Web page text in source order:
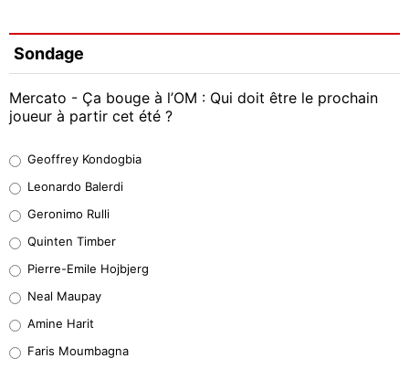
Sondage
Mercato - Ça bouge à l’OM : Qui doit être le prochain
joueur à partir cet été ?
38%
32%
4%
1%
Geoffrey Kondogbia
Leonardo Balerdi
Geronimo Rulli
Quinten Timber
Pierre-Emile Hojbjerg
Neal Maupay
Amine Harit
Faris Moumbagna